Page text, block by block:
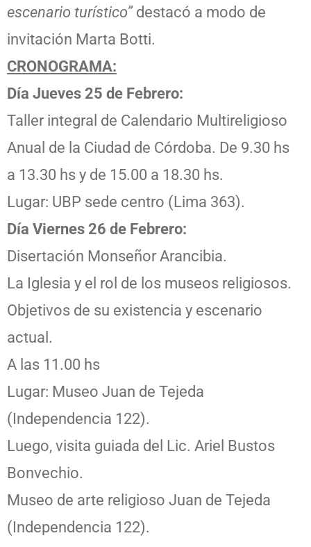
escenario turístico”destacó a modo de
invitación Marta Botti.
CRONOGRAMA:
Día Jueves 25 de Febrero:
Taller integral de Calendario Multireligioso
Anual de la Ciudad de Córdoba. De 9.30 hs
a 13.30 hs y de 15.00 a 18.30 hs.
Lugar: UBP sede centro (Lima 363).
Día Viernes 26 de Febrero:
Disertación Monseñor Arancibia.
La Iglesia y el rol de los museos religiosos.
Objetivos de su existencia y escenario
actual.
A las 11.00 hs
Lugar: Museo Juan de Tejeda
(Independencia 122).
Luego, visita guiada del Lic. Ariel Bustos
Bonvechio.
Museo de arte religioso Juan de Tejeda
(Independencia 122).